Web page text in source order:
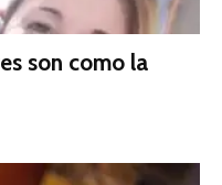
son como la